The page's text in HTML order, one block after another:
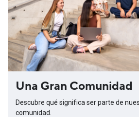
Una Gran Comunidad
Descubre qué significa ser parte de
comunidad.